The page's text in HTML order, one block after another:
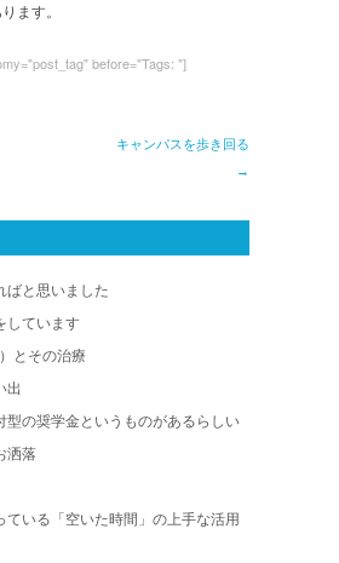
ます。
before="Tags: "]
キャンパスを歩き回る
→
ばと思いました
しています
とその治療
出
型の奨学金というものがあるらしい
洒落
ている「空いた時間」の上手な活用